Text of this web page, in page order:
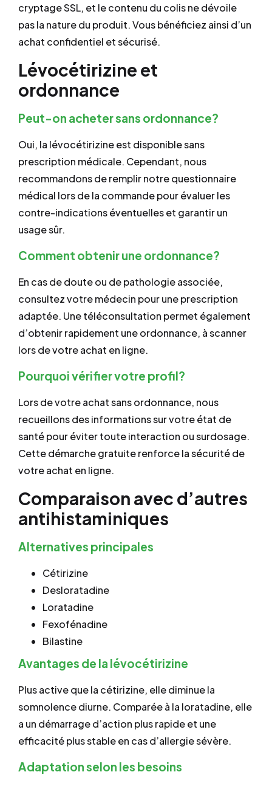
cryptage SSL, et le contenu du colis ne dévoile
pas la nature du produit. Vous bénéficiez ainsi d’un
achat confidentiel et sécurisé.
Lévocétirizine et
ordonnance
Peut-on acheter sans ordonnance?
Oui, la lévocétirizine est disponible sans
prescription médicale. Cependant, nous
recommandons de remplir notre questionnaire
médical lors de la commande pour évaluer les
contre-indications éventuelles et garantir un
usage sûr.
Comment obtenir une ordonnance?
En cas de doute ou de pathologie associée,
consultez votre médecin pour une prescription
adaptée. Une téléconsultation permet également
d’obtenir rapidement une ordonnance, à scanner
lors de votre achat en ligne.
Pourquoi vérifier votre profil?
Lors de votre achat sans ordonnance, nous
recueillons des informations sur votre état de
santé pour éviter toute interaction ou surdosage.
Cette démarche gratuite renforce la sécurité de
votre achat en ligne.
Comparaison avec d’autres
antihistaminiques
Alternatives principales
Cétirizine
Desloratadine
Loratadine
Fexofénadine
Bilastine
Avantages de la lévocétirizine
Plus active que la cétirizine, elle diminue la
somnolence diurne. Comparée à la loratadine, elle
a un démarrage d’action plus rapide et une
efficacité plus stable en cas d’allergie sévère.
Adaptation selon les besoins